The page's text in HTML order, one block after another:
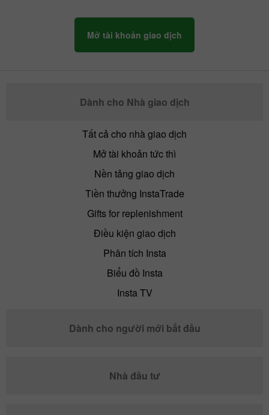
Mở tài khoản giao dịch
Dành cho Nhà giao dịch
Tất cả cho nhà giao dịch
Mở tài khoản tức thì
Nền tảng giao dịch
Tiền thưởng InstaTrade
Gifts for replenishment
Điều kiện giao dịch
Phân tích Insta
Biểu đồ Insta
Insta TV
Dành cho người mới bắt đầu
Nhà đầu tư